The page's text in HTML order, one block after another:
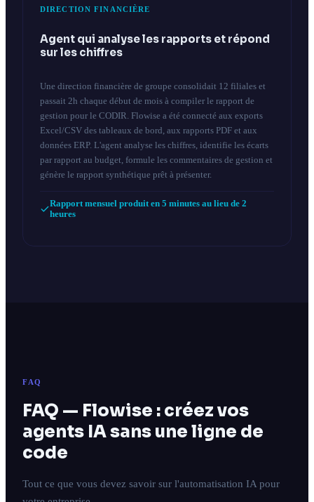
DIRECTION FINANCIÈRE
Agent qui analyse les rapports et répond
sur les chiffres
Une direction financière de groupe consolidait 12 filiales et
passait 2h chaque début de mois à compiler le rapport de
gestion pour le CODIR. Flowise a été connecté aux exports
Excel/CSV des tableaux de bord, aux rapports PDF et aux
données ERP. L'agent analyse les chiffres, identifie les écarts
par rapport au budget, formule les commentaires de gestion et
génère le rapport synthétique prêt à présenter.
Rapport mensuel produit en 5 minutes au lieu de 2
heures
FAQ
FAQ — Flowise : créez vos
agents IA sans une ligne de
code
Tout ce que vous devez savoir sur l'automatisation IA pour